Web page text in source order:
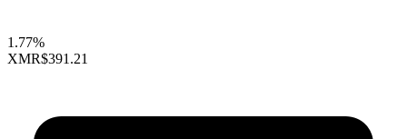
1.77%
XMR$391.21